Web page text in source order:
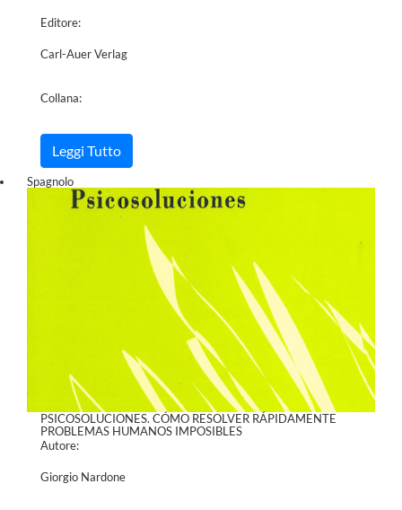
Editore:
Carl-Auer Verlag
Collana:
Leggi Tutto
Spagnolo
PSICOSOLUCIONES. CÓMO RESOLVER RÁPIDAMENTE
PROBLEMAS HUMANOS IMPOSIBLES
Autore:
Giorgio Nardone